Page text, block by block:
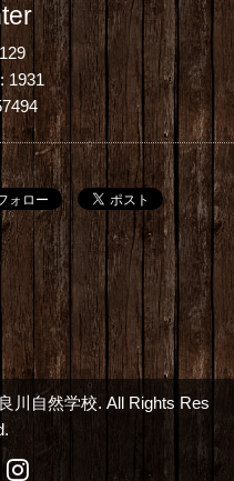
129
1931
川自然学校. All Rights Res